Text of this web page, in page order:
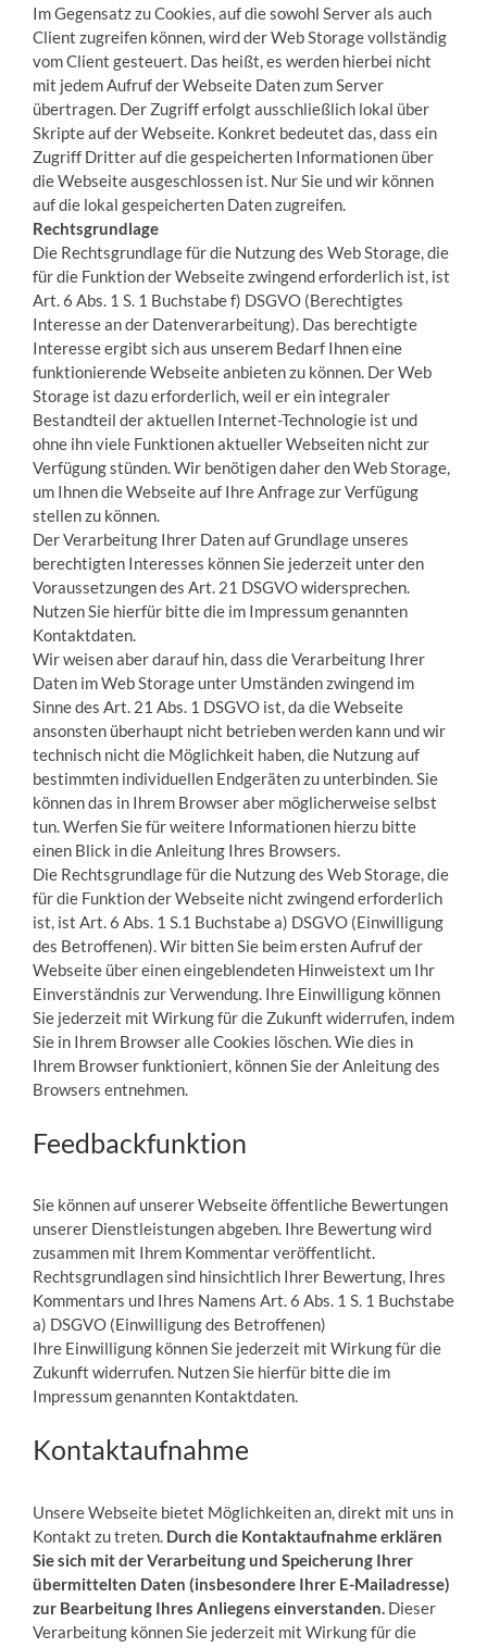
Im Gegensatz zu Cookies, auf die sowohl Server als auch
Client zugreifen können, wird der Web Storage vollständig
vom Client gesteuert. Das heißt, es werden hierbei nicht
mit jedem Aufruf der Webseite Daten zum Server
übertragen. Der Zugriff erfolgt ausschließlich lokal über
Skripte auf der Webseite. Konkret bedeutet das, dass ein
Zugriff Dritter auf die gespeicherten Informationen über
die Webseite ausgeschlossen ist. Nur Sie und wir können
auf die lokal gespeicherten Daten zugreifen.
Rechtsgrundlage
Die Rechtsgrundlage für die Nutzung des Web Storage, die
für die Funktion der Webseite zwingend erforderlich ist, ist
Art. 6 Abs. 1 S. 1 Buchstabe f) DSGVO (Berechtigtes
Interesse an der Datenverarbeitung). Das berechtigte
Interesse ergibt sich aus unserem Bedarf Ihnen eine
funktionierende Webseite anbieten zu können. Der Web
Storage ist dazu erforderlich, weil er ein integraler
Bestandteil der aktuellen Internet-Technologie ist und
ohne ihn viele Funktionen aktueller Webseiten nicht zur
Verfügung stünden. Wir benötigen daher den Web Storage,
um Ihnen die Webseite auf Ihre Anfrage zur Verfügung
stellen zu können.
Der Verarbeitung Ihrer Daten auf Grundlage unseres
berechtigten Interesses können Sie jederzeit unter den
Voraussetzungen des Art. 21 DSGVO widersprechen.
Nutzen Sie hierfür bitte die im Impressum genannten
Kontaktdaten.
Wir weisen aber darauf hin, dass die Verarbeitung Ihrer
Daten im Web Storage unter Umständen zwingend im
Sinne des Art. 21 Abs. 1 DSGVO ist, da die Webseite
ansonsten überhaupt nicht betrieben werden kann und wir
technisch nicht die Möglichkeit haben, die Nutzung auf
bestimmten individuellen Endgeräten zu unterbinden. Sie
können das in Ihrem Browser aber möglicherweise selbst
tun. Werfen Sie für weitere Informationen hierzu bitte
einen Blick in die Anleitung Ihres Browsers.
Die Rechtsgrundlage für die Nutzung des Web Storage, die
für die Funktion der Webseite nicht zwingend erforderlich
ist, ist Art. 6 Abs. 1 S.1 Buchstabe a) DSGVO (Einwilligung
des Betroffenen). Wir bitten Sie beim ersten Aufruf der
Webseite über einen eingeblendeten Hinweistext um Ihr
Einverständnis zur Verwendung. Ihre Einwilligung können
Sie jederzeit mit Wirkung für die Zukunft widerrufen, indem
Sie in Ihrem Browser alle Cookies löschen. Wie dies in
Ihrem Browser funktioniert, können Sie der Anleitung des
Browsers entnehmen.
Feedbackfunktion
Sie können auf unserer Webseite öffentliche Bewertungen
unserer Dienstleistungen abgeben. Ihre Bewertung wird
zusammen mit Ihrem Kommentar veröffentlicht.
Rechtsgrundlagen sind hinsichtlich Ihrer Bewertung, Ihres
Kommentars und Ihres Namens Art. 6 Abs. 1 S. 1 Buchstabe
a) DSGVO (Einwilligung des Betroffenen)
Ihre Einwilligung können Sie jederzeit mit Wirkung für die
Zukunft widerrufen. Nutzen Sie hierfür bitte die im
Impressum genannten Kontaktdaten.
Kontaktaufnahme
Unsere Webseite bietet Möglichkeiten an, direkt mit uns in
Kontakt zu treten. Durch die Kontaktaufnahme erklären
Sie sich mit der Verarbeitung und Speicherung Ihrer
übermittelten Daten (insbesondere Ihrer E-Mailadresse)
zur Bearbeitung Ihres Anliegens einverstanden.Dieser
Verarbeitung können Sie jederzeit mit Wirkung für die